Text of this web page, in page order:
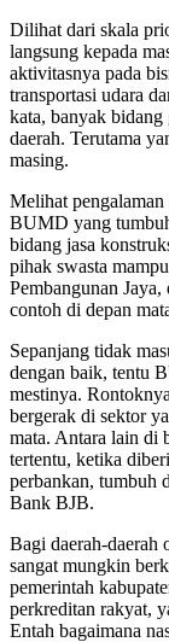
Dilihat dari skala
langsung kepada
aktivitasnya pada
transportasi udara
kata, banyak
daerah. Terutama
masing.
Melihat
BUMD yang
bidang jasa
pihak swasta
Pembangunan Jaya,
contoh di depan
Sepanjang tidak
dengan baik, tentu
mestinya.
bergerak di sektor
mata. Antara lain di
tertentu, ketika
perbankan, tumbuh
Bank BJB.
Bagi daerah-daerah
sangat mungkin
pemerintah
perkreditan rakyat,
Entah bagaimana